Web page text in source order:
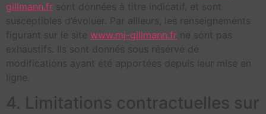
gillmann.fr sont données à titre indicatif, et sont
susceptibles d’évoluer. Par ailleurs, les renseignements
figurant sur le site www.mj-gillmann.fr ne sont pas
exhaustifs. Ils sont donnés sous réserve de
modifications ayant été apportées depuis leur mise en
ligne.
4. Limitations contractuelles sur